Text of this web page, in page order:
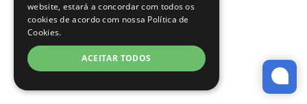
website, estará a concordar com todos os
cookies de acordo com nossa Política de
Cookies.
ACEITAR TODOS